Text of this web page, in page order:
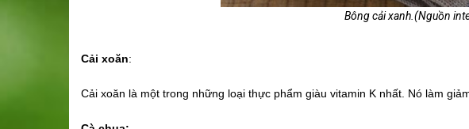
Bông cải xanh.(Nguồn
Cải xoăn:
Cải xoăn là một trong những loại thực phẩm giàu vitamin K nhất. Nó làm